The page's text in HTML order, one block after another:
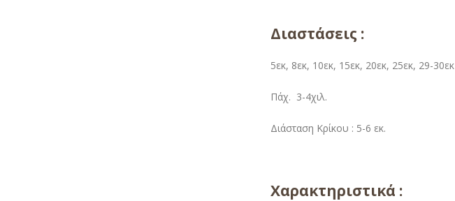
Διαστάσεις :
5εκ, 8εκ, 10εκ, 15εκ, 20εκ, 25εκ, 29-30εκ
Πάχ. 3-4χιλ.
Διάσταση Κρίκου : 5-6 εκ.
Χαρακτηριστικά :